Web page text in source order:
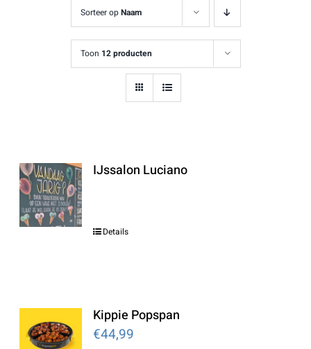
Sorteer opNaam
Toon 12 producten
IJssalon Luciano
Details
Kippie Popspan
€44,99